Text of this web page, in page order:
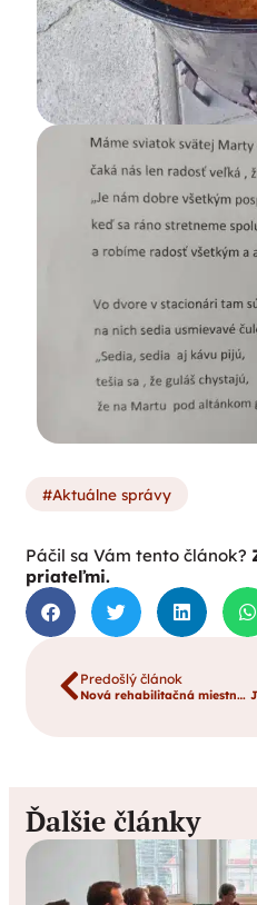
Aktuálne správy
Páčil sa Vám tento článok?
priateľmi.
Predošlý článok
Nová rehabilitačná miestnosť v DCH sv. Jozefa
Ďalšie články